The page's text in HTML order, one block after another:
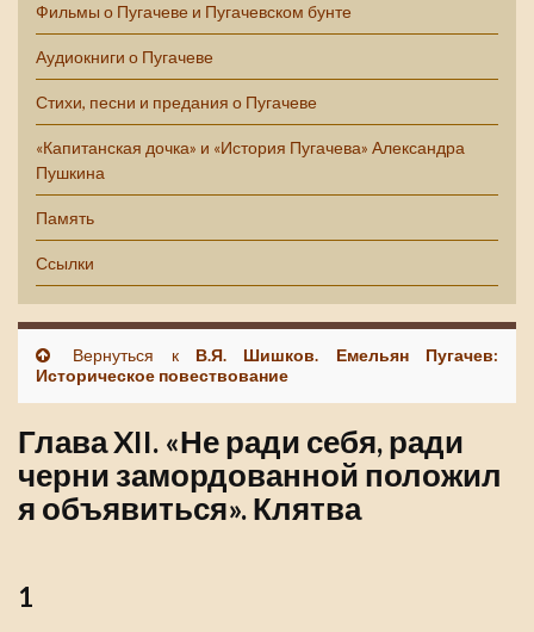
Фильмы о Пугачеве и Пугачевском бунте
Аудиокниги о Пугачеве
Стихи, песни и предания о Пугачеве
«Капитанская дочка» и «История Пугачева» Александра
Пушкина
Память
Ссылки
Вернуться к В.Я. Шишков. Емельян Пугачев:
Историческое повествование
Глава XII. «Не ради себя, ради
черни замордованной положил
я объявиться». Клятва
1